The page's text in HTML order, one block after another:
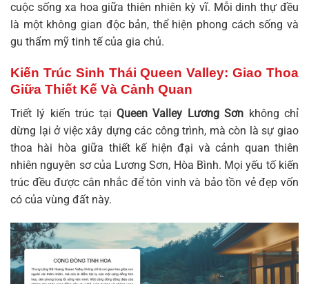
cuộc sống xa hoa giữa thiên nhiên kỳ vĩ. Mỗi dinh thự đều
là một không gian độc bản, thể hiện phong cách sống và
gu thẩm mỹ tinh tế của gia chủ.
Kiến Trúc Sinh Thái Queen Valley: Giao Thoa
Giữa Thiết Kế Và Cảnh Quan
Triết lý kiến trúc tại Queen Valley Lương Sơn không chỉ
dừng lại ở việc xây dựng các công trình, mà còn là sự giao
thoa hài hòa giữa thiết kế hiện đại và cảnh quan thiên
nhiên nguyên sơ của Lương Sơn, Hòa Bình. Mọi yếu tố kiến
trúc đều được cân nhắc để tôn vinh và bảo tồn vẻ đẹp vốn
có của vùng đất này.